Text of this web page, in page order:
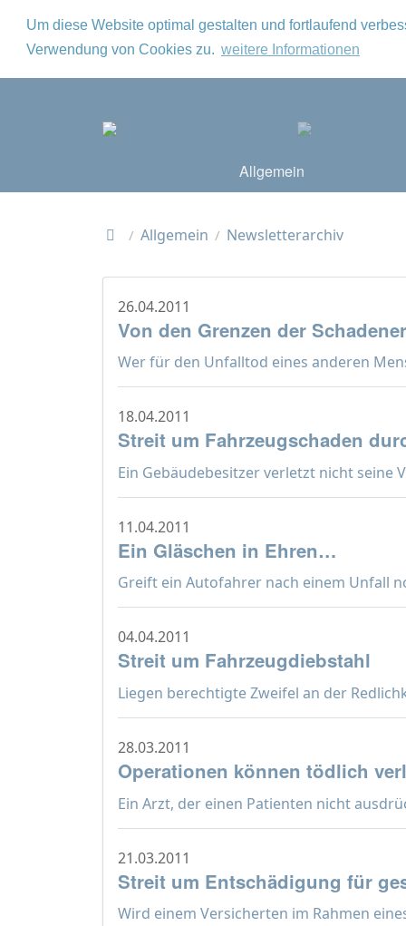
Um diese Website optimal gestalten und fortlaufend
Verwendung von Cookies zu. weitere Informationen
Allgemein
/ Allgemein / Newsletterarchiv
26.04.2011
Von den Grenzen der
Wer für den Unfalltod eines anderen
18.04.2011
Streit um Fahrzeugschaden
Ein Gebäudebesitzer verletzt nicht seine
11.04.2011
Ein Gläschen in Ehren…
Greift ein Autofahrer nach einem Unfall
04.04.2011
Streit um Fahrzeugdiebstahl
Liegen berechtigte Zweifel an der
28.03.2011
Operationen können tödlich
Ein Arzt, der einen Patienten nicht
21.03.2011
Streit um Entschädigung für
Wird einem Versicherten im Rahmen